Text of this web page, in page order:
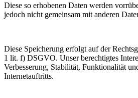
Diese so erhobenen Daten werden
jedoch nicht gemeinsam mit anderen
Diese Speicherung erfolgt auf der
1 lit. f) DSGVO. Unser berechtigtes
Verbesserung, Stabilität, Funktionalität
Internetauftritts.